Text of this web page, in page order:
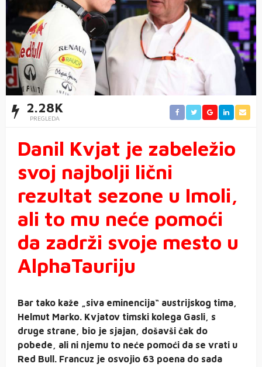
2.28K
PREGLEDA
Danil Kvjat je zabeležio
svoj najbolji lični
rezultat sezone u Imoli,
ali to mu neće pomoći
da zadrži svoje mesto u
AlphaTauriju
Bar tako kaže „siva eminencija“ austrijskog tima,
Helmut Marko. Kvjatov timski kolega Gasli, s
druge strane, bio je sjajan, došavši čak do
pobede, ali ni njemu to neće pomoći da se vrati u
Red Bull. Francuz je osvojio 63 poena do sada